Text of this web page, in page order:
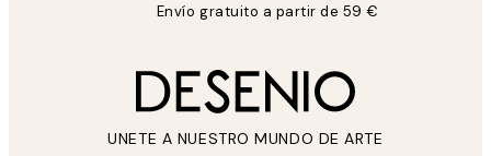
Envío gratuito a partir de 59 €
UNETE A NUESTRO MUNDO DE ARTE